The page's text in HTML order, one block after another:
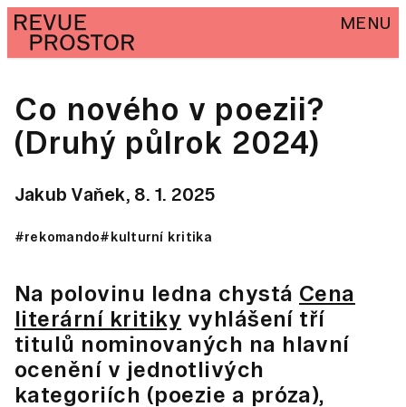
MENU
Co nového v poezii?
(Druhý půlrok 2024)
Jakub Vaňek, 8. 1. 2025
#rekomando#kulturní kritika
Na polovinu ledna chystá Cena
literární kritiky vyhlášení tří
titulů nominovaných na hlavní
ocenění v jednotlivých
kategoriích (poezie a próza),